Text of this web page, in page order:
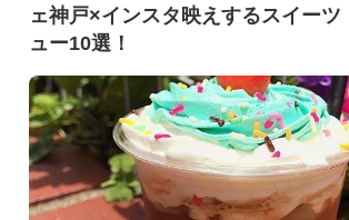
ェ神戸×インスタ映えするスイーツ
ュー10選！